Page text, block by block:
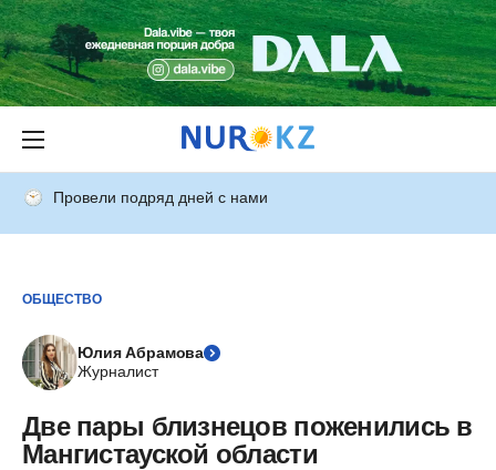
Провели подряд дней с нами
ОБЩЕСТВО
Юлия Абрамова
Журналист
Две пары близнецов поженились в
Мангистауской области